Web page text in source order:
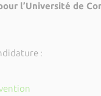
l’Université de
: